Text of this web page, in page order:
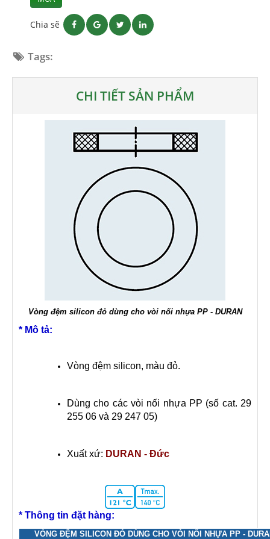
Chia sẽ
Tags:
CHI TIẾT SẢN PHẨM
Vòng đệm silicon đỏ dùng cho vòi nối nhựa PP - DURAN
* Mô tả:
Vòng đệm silicon, màu đỏ.
Dùng cho các vòi nối nhựa PP (số cat. 29
255 06 và 29 247 05)
Xuất xứ: DURAN - Đức
* Thông tin đặt hàng:
VÒNG ĐỆM SILICON ĐỎ DÙNG CHO VÒI NỐI NHỰA PP -